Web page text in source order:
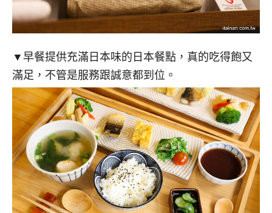
▼早餐提供充滿日本味的日本餐點，真的吃得飽又
滿足，不管是服務跟誠意都到位。